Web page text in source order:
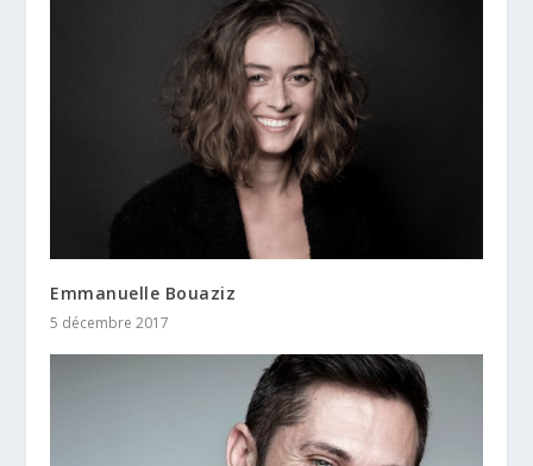
Emmanuelle Bouaziz
5 décembre 2017